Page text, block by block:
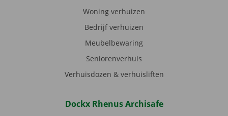
Woning verhuizen
Bedrijf verhuizen
Meubelbewaring
Seniorenverhuis
Verhuisdozen & verhuisliften
Dockx Rhenus Archisafe